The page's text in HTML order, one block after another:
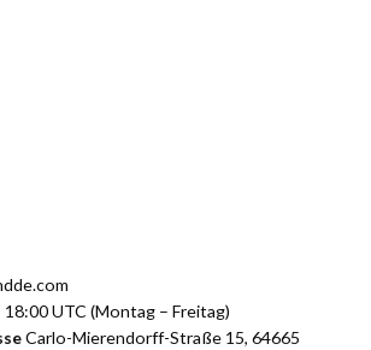
18:00 UTC (Montag – Freitag)
Carlo-Mierendorff-Straße 15, 64665